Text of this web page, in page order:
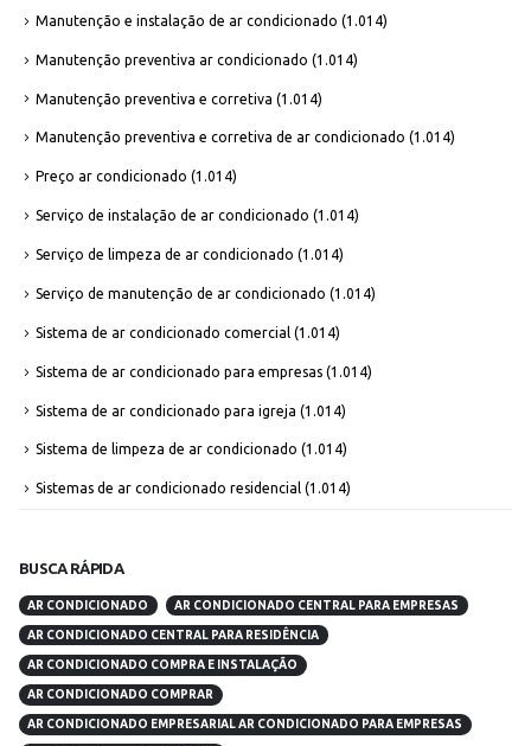
Manutenção e instalação de ar condicionado (1.014)
Manutenção preventiva ar condicionado (1.014)
Manutenção preventiva e corretiva (1.014)
Manutenção preventiva e corretiva de ar condicionado (1.014)
Preço ar condicionado (1.014)
Serviço de instalação de ar condicionado (1.014)
Serviço de limpeza de ar condicionado (1.014)
Serviço de manutenção de ar condicionado (1.014)
Sistema de ar condicionado comercial (1.014)
Sistema de ar condicionado para empresas (1.014)
Sistema de ar condicionado para igreja (1.014)
Sistema de limpeza de ar condicionado (1.014)
Sistemas de ar condicionado residencial (1.014)
BUSCA RÁPIDA
AR CONDICIONADO AR CONDICIONADO CENTRAL PARA EMPRESAS
AR CONDICIONADO CENTRAL PARA RESIDÊNCIA
AR CONDICIONADO COMPRA E INSTALAÇÃO
AR CONDICIONADO COMPRAR
AR CONDICIONADO EMPRESARIAL AR CONDICIONADO PARA EMPRESAS